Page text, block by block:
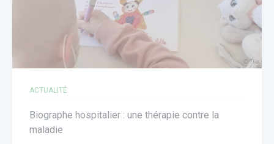
ACTUALITÉ
Biographe hospitalier : une thérapie contre la
maladie